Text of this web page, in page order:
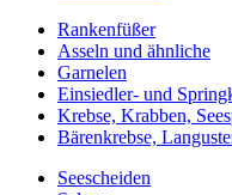
Rankenfüßer
Asseln und ähnliche
Garnelen
Einsiedler- und
Krebse, Krabben,
Bärenkrebse,
Seescheiden